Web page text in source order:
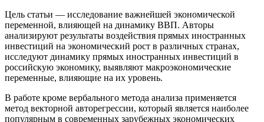
Цель статьи — исследование важнейшей экономической
переменной, влияющей на динамику ВВП. Авторы
анализируют результаты воздействия прямых иностранных
инвестиций на экономический рост в различных странах,
исследуют динамику прямых иностранных инвестиций в
российскую экономику, выявляют макроэкономические
переменные, влияющие на их уровень.
В работе кроме вербального метода анализа применяется
метод векторной авторегрессии, который является наиболее
популярным в современных зарубежных экономических